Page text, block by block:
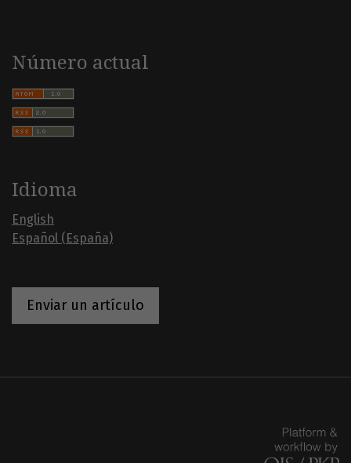
Número actual
Idioma
English
Español (España)
Enviar un artículo